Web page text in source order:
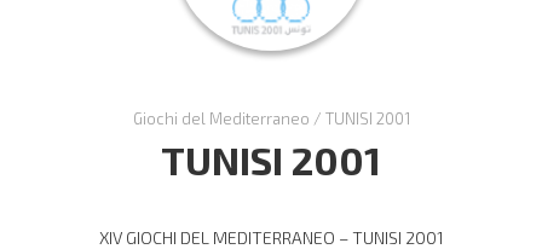
Giochi del Mediterraneo / TUNISI 2001
TUNISI 2001
XIV GIOCHI DEL MEDITERRANEO – TUNISI 2001